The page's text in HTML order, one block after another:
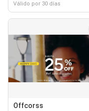
Válido por 30 días
Offcorss